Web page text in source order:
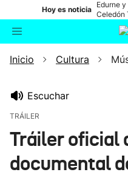
Hoy es noticia
Edurne y
Celedón
en directo
Buscador
Inicio Cultura
Escuchar
TRÁILER
Tráiler oficial
documental